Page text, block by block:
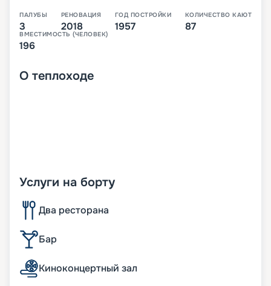
ПАЛУБЫ
3
РЕНОВАЦИЯ
2018
ГОД ПОСТРОЙКИ
1957
КОЛИЧЕСТВО КАЮТ
87
ВМЕСТИМОСТЬ (ЧЕЛОВЕК)
196
О теплоходе
Услуги на борту
Два ресторана
Бар
Киноконцертный зал